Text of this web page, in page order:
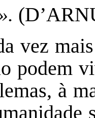
vez
podem
à